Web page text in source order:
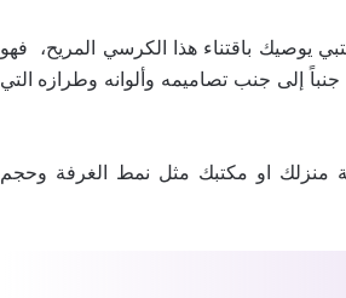
يوصيك باقتناء هذا الكرسي المريح، فهو
إلى جنب تصاميمه وألوانه وطرازه التي
منزلك او مكتبك مثل نمط الغرفة وحجم